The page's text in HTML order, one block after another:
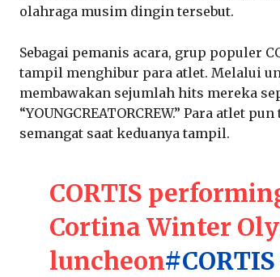
olahraga musim dingin tersebut.
Sebagai pemanis acara, grup populer
tampil menghibur para atlet. Melalui
membawakan sejumlah hits mereka
“YOUNGCREATORCREW.” Para atlet
semangat saat keduanya tampil.
CORTIS
Cortina Winter
luncheon#CORTIS